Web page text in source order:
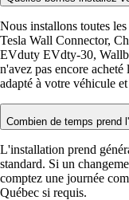
Nous installons toutes
Tesla Wall Connector,
EVduty EVdty-30,
n'avez pas encore
adapté à votre véhicule
Combien de temps prend
L'installation prend
standard. Si un
comptez une journée
Québec si requis.